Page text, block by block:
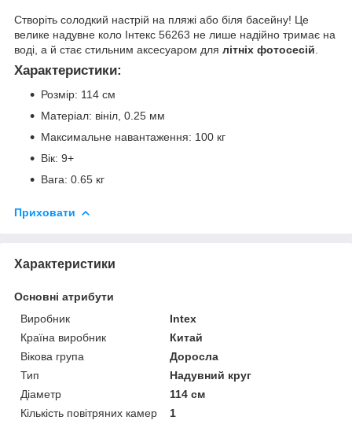
Створіть солодкий настрій на пляжі або біля басейну! Це
велике надувне коло Інтекс 56263 не лише надійно тримає на
воді, а й стає стильним аксесуаром для літніх фотосесій
Характеристики:
Розмір: 114 см
Матеріал: вініл, 0.25 мм
Максимальне навантаження: 100 кг
Вік: 9+
Вага: 0.65 кг
Приховати
Характеристики
Основні атрибути
Виробник
Intex
Країна виробник
Китай
Вікова група
Доросла
Тип
Надувний круг
Діаметр
114 см
Кількість повітряних камер
1